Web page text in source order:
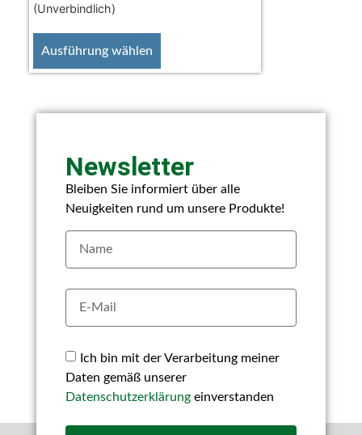
(Unverbindlich)
Ausführung wählen
Newsletter
Bleiben Sie informiert über alle
Neuigkeiten rund um unsere Produkte!
Ich bin mit der Verarbeitung meiner
Daten gemäß unserer
Datenschutzerklärungeinverstanden